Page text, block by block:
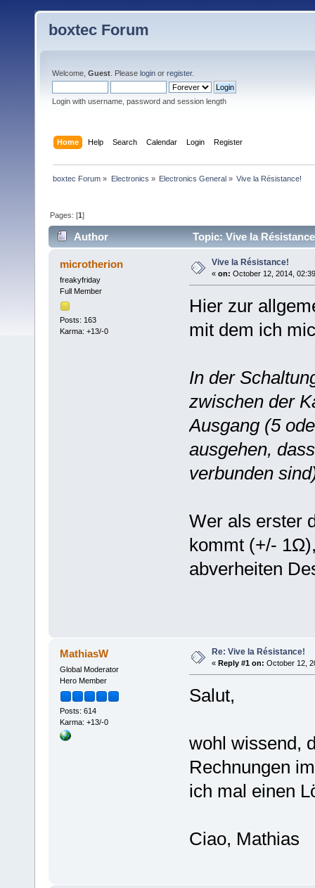
boxtec Forum
Welcome, Guest . Please login or register.
Login with username, password and session length
Home Help Search Calendar Login Register
boxtec Forum » Electronics » Electronics General» Vive la Résistance!
Pages: [1]
Author Topic: Vive la
microtherion
freakyfriday
Full Member
Posts: 163
Karma: +13/-0
Vive la Résistance!
« on: October 12, 2014,
Hier zur
mit dem ich
In der
zwischen der
Ausgang (5
ausgehen,
verbunden
Wer als erster
kommt (+/-
abverheiten
MathiasW
Global Moderator
Hero Member
Posts: 614
Karma: +13/-0
Re: Vive la Résistance!
« Reply #1 on: October 12,
Salut,
wohl wissend,
Rechnungen
ich mal einen
Ciao, Mathias